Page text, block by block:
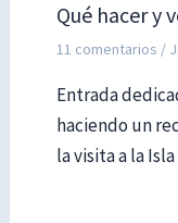
Qué hacer y
11 comentarios /
Entrada
haciendo un
la visita a la